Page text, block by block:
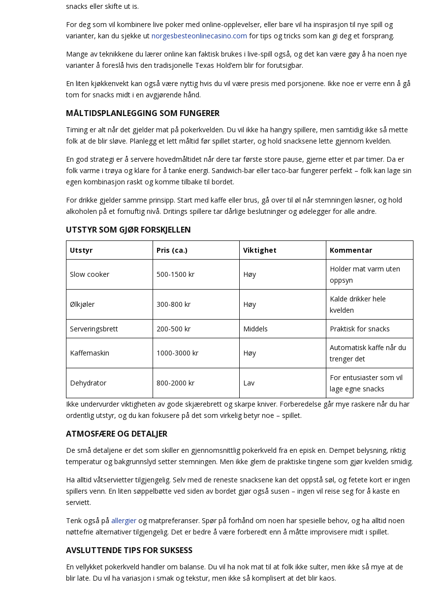
snacks eller skifte ut is.
For deg som vil kombinere live poker med online-opplevelser, eller bare vil ha inspirasjon til nye spill og
varianter, kan du sjekke ut norgesbesteonlinecasino.com for tips og tricks som kan gi deg et forsprang.
Mange av teknikkene du lærer online kan faktisk brukes i live-spill også, og det kan være gøy å ha noen nye
varianter å foreslå hvis den tradisjonelle Texas Hold’em blir for forutsigbar.
En liten kjøkkenvekt kan også være nyttig hvis du vil være presis med porsjonene. Ikke noe er verre enn å gå
tom for snacks midt i en avgjørende hånd.
MÅLTIDSPLANLEGGING SOM FUNGERER
Timing er alt når det gjelder mat på pokerkvelden. Du vil ikke ha hangry spillere, men samtidig ikke så mette
folk at de blir sløve. Planlegg et lett måltid før spillet starter, og hold snacksene lette gjennom kvelden.
En god strategi er å servere hovedmåltidet når dere tar første store pause, gjerne etter et par timer. Da er
folk varme i trøya og klare for å tanke energi. Sandwich-bar eller taco-bar fungerer perfekt – folk kan lage sin
egen kombinasjon raskt og komme tilbake til bordet.
For drikke gjelder samme prinsipp. Start med kaffe eller brus, gå over til øl når stemningen løsner, og hold
alkoholen på et fornuftig nivå. Dritings spillere tar dårlige beslutninger og ødelegger for alle andre.
UTSTYR SOM GJØR FORSKJELLEN
Utstyr Pris (ca.) Viktighet Kommentar
Slow cooker 500-1500 kr Høy
Holder mat varm uten
oppsyn
Ølkjøler 300-800 kr Høy
Kalde drikker hele
kvelden
Serveringsbrett
200-500 kr Middels Praktisk for snacks
Kaffemaskin 1000-3000 kr Høy
Automatisk kaffe når du
trenger det
Dehydrator 800-2000 kr Lav
For entusiaster som vil
lage egne snacks
Ikke undervurder viktigheten av gode skjærebrett og skarpe kniver. Forberedelse går mye raskere når du har
ordentlig utstyr, og du kan fokusere på det som virkelig betyr noe – spillet.
ATMOSFÆRE OG DETALJER
De små detaljene er det som skiller en gjennomsnittlig pokerkveld fra en episk en. Dempet belysning, riktig
temperatur og bakgrunnslyd setter stemningen. Men ikke glem de praktiske tingene som gjør kvelden smidig.
Ha alltid våtservietter tilgjengelig. Selv med de reneste snacksene kan det oppstå søl, og fetete kort er ingen
spillers venn. En liten søppelbøtte ved siden av bordet gjør også susen – ingen vil reise seg for å kaste en
serviett.
Tenk også påallergier og matpreferanser. Spør på forhånd om noen har spesielle behov, og ha alltid noen
nøttefrie alternativer tilgjengelig. Det er bedre å være forberedt enn å måtte improvisere midt i spillet.
AVSLUTTENDE TIPS FOR SUKSESS
En vellykket pokerkveld handler om balanse. Du vil ha nok mat til at folk ikke sulter, men ikke så mye at de
blir late. Du vil ha variasjon i smak og tekstur, men ikke så komplisert at det blir kaos.